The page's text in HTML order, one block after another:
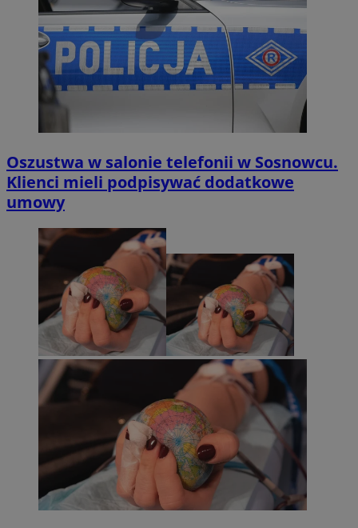
Oszustwa w salonie telefonii w Sosnowcu.
Klienci mieli podpisywać dodatkowe
umowy